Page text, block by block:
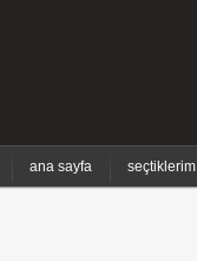
ana sayfa seçtiklerim